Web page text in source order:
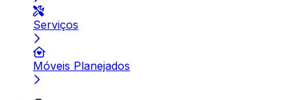
Serviços
Móveis Planejados